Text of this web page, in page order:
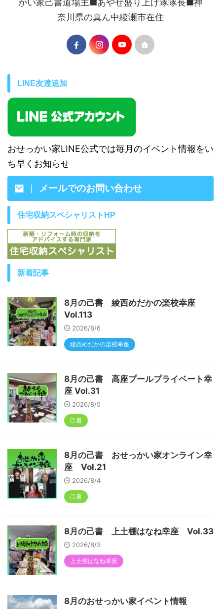
かい家己書道場主■あやせ盛り上げ隊隊長■神
奈川県の真ん中綾瀬市在住
LINE友達追加
おせっかい家LINE公式では毎月のイベント情報をい
ち早くお知らせ
メールでのお問い合わせ
住宅収納スペシャリストHP
新着記事
8月の己書 綾西めだかの楽校幸座
Vol.113
2026/8/6
綾西めだかの楽校幸座
8月の己書 高座プールプライベート幸
座 Vol.31
2026/8/5
己書
8月の己書 おせっかい家オンライン幸
座 Vol.21
2026/8/4
己書
8月の己書 上土棚はなね幸座 Vol.33
2026/8/3
上土棚はなね幸座
8月のおせっかい家イベント情報